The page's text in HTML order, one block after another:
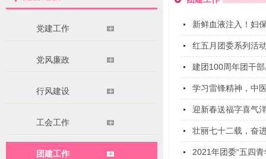
党建工作
党风廉政
行风建设
工会工作
团建工作
新鲜血液注入！妇
红五月团委系列活
建团100周年团干
学习雷锋精神，中
迎新春送福字喜气
壮丽七十二载，奋
2021年团委“五四